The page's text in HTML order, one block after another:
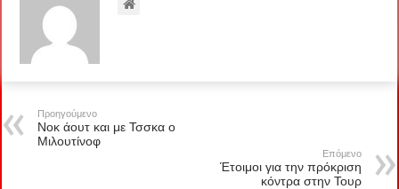
Προηγούμενο
Νοκ άουτ και με Τσσκα ο
Μιλουτίνοφ
Επόμενο
Έτοιμοι για την πρόκριση
κόντρα στην Τουρ